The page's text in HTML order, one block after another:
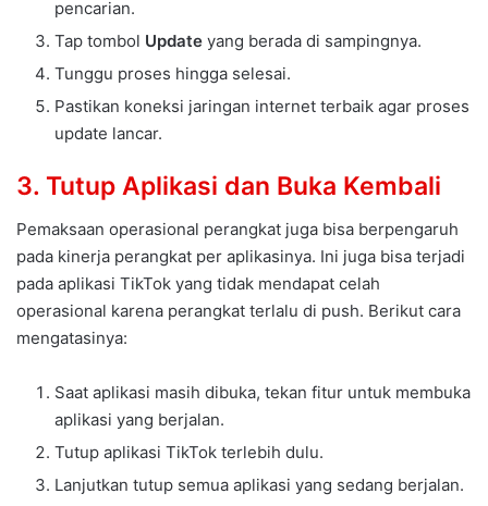
pencarian.
Tap tombol Update yang berada di sampingnya.
Tunggu proses hingga selesai.
Pastikan koneksi jaringan internet terbaik agar proses
update lancar.
3. Tutup Aplikasi dan Buka Kembali
Pemaksaan operasional perangkat juga bisa berpengaruh
pada kinerja perangkat per aplikasinya. Ini juga bisa terjadi
pada aplikasi TikTok yang tidak mendapat celah
operasional karena perangkat terlalu di push. Berikut cara
mengatasinya:
Saat aplikasi masih dibuka, tekan fitur untuk membuka
aplikasi yang berjalan.
Tutup aplikasi TikTok terlebih dulu.
Lanjutkan tutup semua aplikasi yang sedang berjalan.